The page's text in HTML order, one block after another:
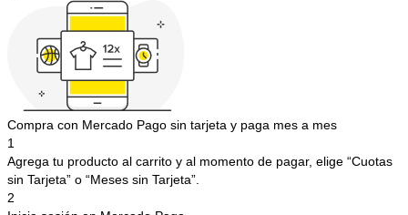
Compra con Mercado Pago sin tarjeta y paga mes a mes
1
Agrega tu producto al carrito y al momento de pagar, elige “Cuotas
sin Tarjeta” o “Meses sin Tarjeta”.
2